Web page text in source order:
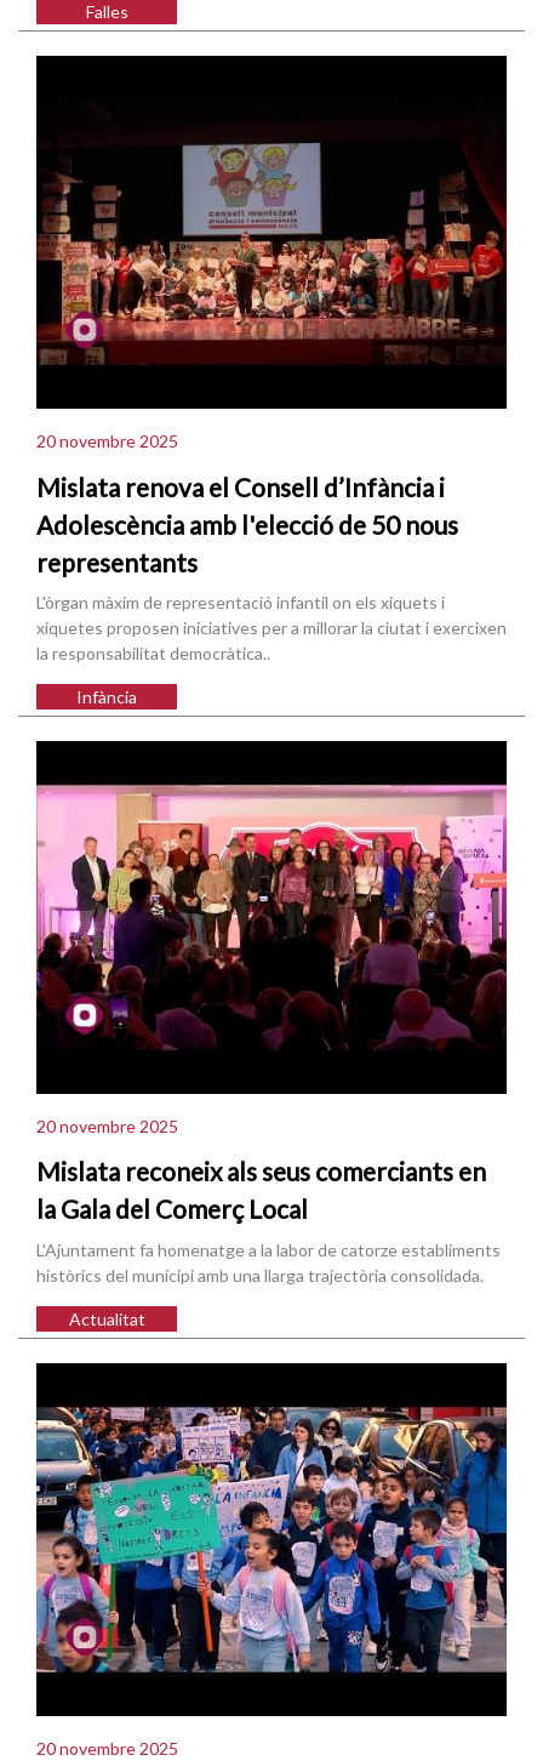
Falles
20 novembre 2025
Mislata renova el Consell d’Infància i
Adolescència amb l'elecció de 50 nous
representants
L'òrgan màxim de representació infantil on els xiquets i
xiquetes proposen iniciatives per a millorar la ciutat i exercixen
la responsabilitat democràtica..
Infància
20 novembre 2025
Mislata reconeix als seus comerciants en
la Gala del Comerç Local
L'Ajuntament fa homenatge a la labor de catorze establiments
històrics del municipi amb una llarga trajectòria consolidada.
Actualitat
20 novembre 2025